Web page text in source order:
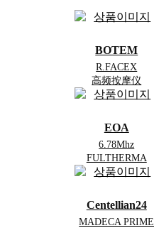
BOTEM
R.FACEX
高频按摩仪
EOA
6.78Mhz
FULTHERMA
Centellian24
MADECA PRIME